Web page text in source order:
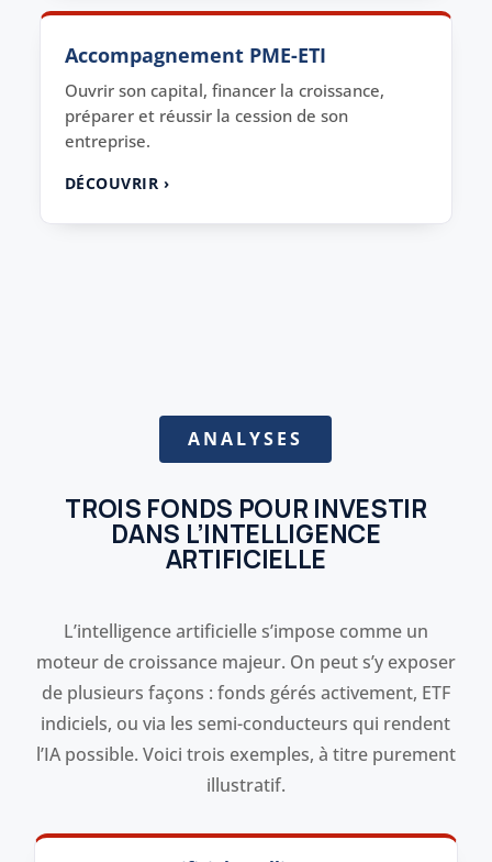
Accompagnement PME-ETI
Ouvrir son capital, financer la croissance,
préparer et réussir la cession de son
entreprise.
DÉCOUVRIR ›
ANALYSES
TROIS FONDS POUR INVESTIR
DANS L’INTELLIGENCE
ARTIFICIELLE
L’intelligence artificielle s’impose comme un
moteur de croissance majeur. On peut s’y exposer
de plusieurs façons : fonds gérés activement, ETF
indiciels, ou via les semi-conducteurs qui rendent
l’IA possible. Voici trois exemples, à titre purement
illustratif.